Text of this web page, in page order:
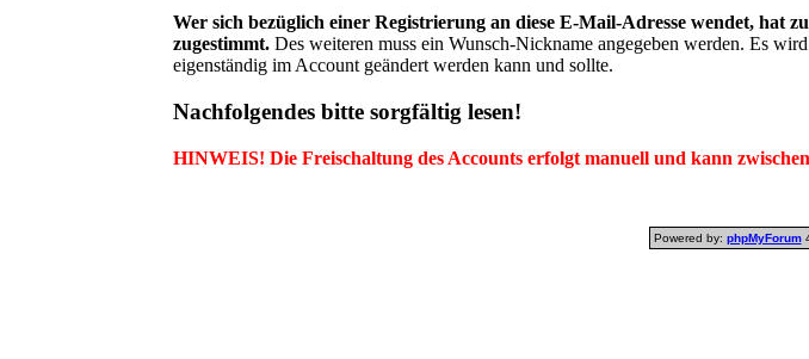
Wer sich bezüglich einer Registrierung an diese E-Mail-Adresse wendet, hat
zugestimmt. Des weiteren muss ein Wunsch-Nickname angegeben werden. Es
eigenständig im Account geändert werden kann und sollte.
Nachfolgendes bitte sorgfältig lesen!
HINWEIS! Die Freischaltung des Accounts erfolgt manuell und kann
Powered by: phpMyForum